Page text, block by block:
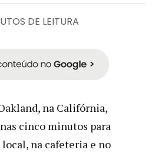
DE LEITURA
na Califórnia,
cinco minutos para
na cafeteria e no